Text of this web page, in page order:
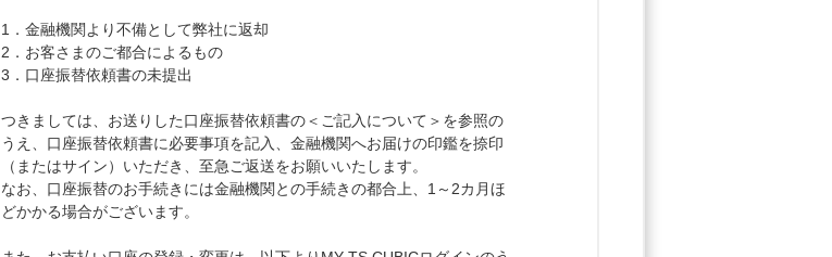
1．金融機関より不備として弊社に返却
2．お客さまのご都合によるもの
3．口座振替依頼書の未提出
つきましては、お送りした口座振替依頼書の＜ご記入について＞を参照の
うえ、口座振替依頼書に必要事項を記入、金融機関へお届けの印鑑を捺印
（またはサイン）いただき、至急ご返送をお願いいたします。
なお、口座振替のお手続きには金融機関との手続きの都合上、1～2カ月ほ
どかかる場合がございます。